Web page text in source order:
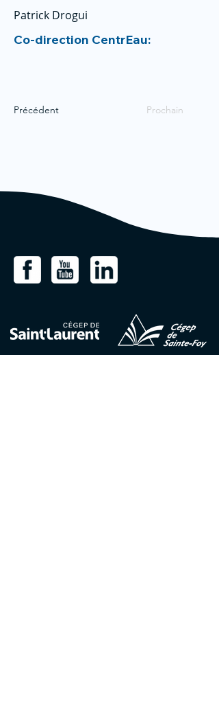
Patrick Drogui
Co-direction CentrEau:
Précédent Prochain